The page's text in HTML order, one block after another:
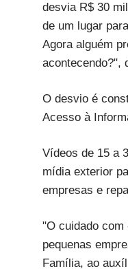
desvia R$ 30
de um lugar
Agora alguém
acontecendo?",
O desvio é
Acesso à
Vídeos de 15 a
mídia exterior
empresas e
"O cuidado
pequenas
Família, ao